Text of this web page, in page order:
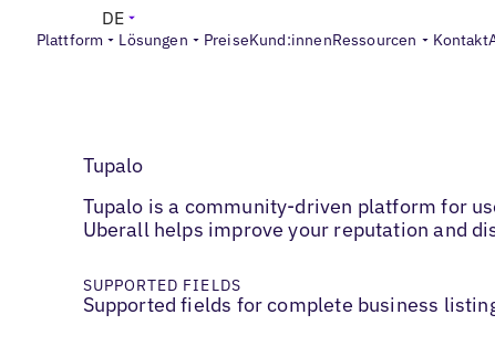
Plattform Lösungen PreiseKund:innenRessourcen Kontakt
DE
Tupalo
Tupalo is a community-driven platform for
Uberall helps improve your reputation and
SUPPORTED FIELDS
Supported fields for complete business